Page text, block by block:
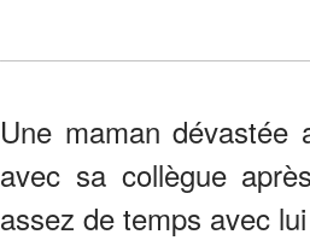
Une maman dévastée
avec sa collègue
assez de temps avec